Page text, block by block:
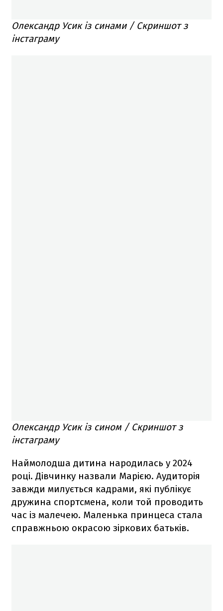
Олександр Усик із синами / Скриншот з
інстаграму
Олександр Усик із сином / Скриншот з
інстаграму
Наймолодша дитина народилась у 2024
році. Дівчинку назвали Марією. Аудиторія
завжди милується кадрами, які публікує
дружина спортсмена, коли той проводить
час із малечею. Маленька принцеса стала
справжньою окрасою зіркових батьків.